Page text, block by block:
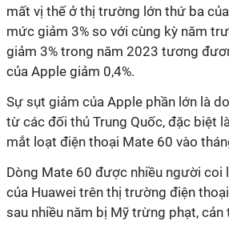
mất vị thế ở thị trường lớn thứ ba
mức giảm 3% so với cùng kỳ năm
giảm 3% trong năm 2023 tương
của Apple giảm 0,4%.
Sự sụt giảm của Apple phần lớn là
từ các đối thủ Trung Quốc, đặc biệt
mắt loạt điện thoại Mate 60 vào
Dòng Mate 60 được nhiều người coi
của Huawei trên thị trường điện
sau nhiều năm bị Mỹ trừng phạt,